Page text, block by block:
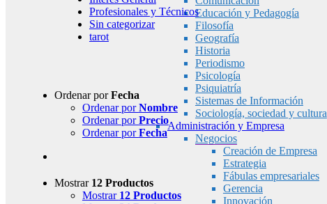
Educación y Pedagogía
Filosofía
Geografía
Historia
Periodismo
Psicología
Psiquiatría
Sistemas de Información
Sociología, sociedad y cultura
Administración y Empresa
Negocios
Creación de Empresa
Estrategia
Fábulas empresariales
Gerencia
Innovación
Profesionales y Técnicos
Sin categorizar
tarot
Ordenar porFecha
Ordenar porNombre
Ordenar porPrecio
Ordenar porFecha
Mostrar 12 Productos
Mostrar 12 Productos